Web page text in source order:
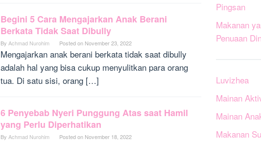
Begini 5 Cara Mengajarkan Anak Berani
Berkata Tidak Saat Dibully
By Achmad Nurohim Posted on November 23, 2022
Mengajarkan anak berani berkata tidak saat dibully
adalah hal yang bisa cukup menyulitkan para orang
tua. Di satu sisi, orang […]
6 Penyebab Nyeri Punggung Atas saat Hamil
yang Perlu Diperhatikan
By Achmad Nurohim Posted on November 18, 2022
Pingsan
Makanan
Penuaan
Luvizhea
Mainan
Mainan
Makanan